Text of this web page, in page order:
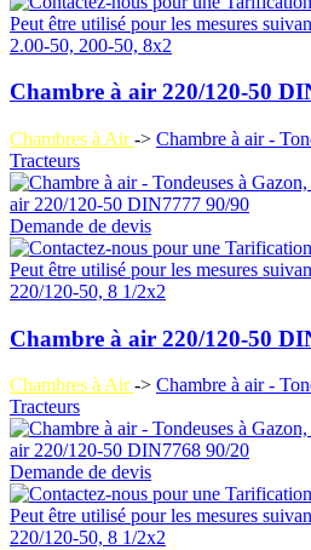
Peut être utilisé pour les mesures
2.00-50, 200-50, 8x2
Chambre à air 220/120-50
Chambres à Air-> Chambre à air -
Tracteurs
Demande de devis
Peut être utilisé pour les mesures
220/120-50, 8 1/2x2
Chambre à air 220/120-50
Chambres à Air-> Chambre à air -
Tracteurs
Demande de devis
Peut être utilisé pour les mesures
220/120-50, 8 1/2x2